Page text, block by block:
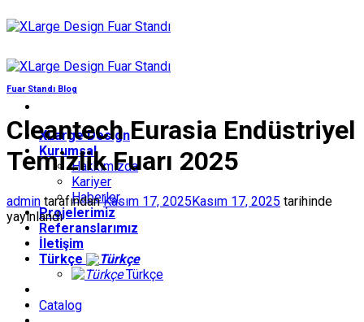
atla
XLarge Design
Kurumsal
Hakkımızda
Kariyer
Haberler
Projelerimiz
Referanslarımız
İletişim
Türkçe
Türkçe
Catalog
Fuar Standı Blog
Cleantech Eurasia Endüstriyel
Temizlik Fuarı 2025
admin tarafından Kasım 17, 2025 Kasım 17, 2025 tarihinde
yayınlandı